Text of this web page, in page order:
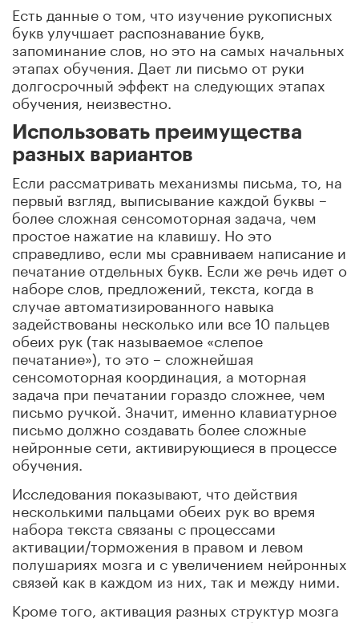
Есть данные о том, что изучение рукописных
букв улучшает распознавание букв,
запоминание слов, но это на самых начальных
этапах обучения. Дает ли письмо от руки
долгосрочный эффект на следующих этапах
обучения, неизвестно.
Использовать преимущества
разных вариантов
Если рассматривать механизмы письма, то, на
первый взгляд, выписывание каждой буквы –
более сложная сенсомоторная задача, чем
простое нажатие на клавишу. Но это
справедливо, если мы сравниваем написание и
печатание отдельных букв. Если же речь идет о
наборе слов, предложений, текста, когда в
случае автоматизированного навыка
задействованы несколько или все 10 пальцев
обеих рук (так называемое «слепое
печатание»), то это – сложнейшая
сенсомоторная координация, а моторная
задача при печатании гораздо сложнее, чем
письмо ручкой. Значит, именно клавиатурное
письмо должно создавать более сложные
нейронные сети, активирующиеся в процессе
обучения.
Исследования показывают, что действия
несколькими пальцами обеих рук во время
набора текста связаны с процессами
активации/торможения в правом и левом
полушариях мозга и с увеличением нейронных
связей как в каждом из них, так и между ними.
Кроме того, активация разных структур мозга